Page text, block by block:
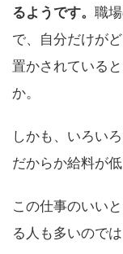
るようです。 職
で、自分だけが
置かされている
か。
しかも、いろい
だからか給料が
この仕事のいい
る人も多いので